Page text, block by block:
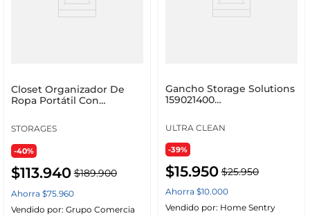
Closet Organizador De
Ropa Portátil Con
STORAGES
-40%
$113.940 $189.900
Ahorra $75.960
Vendido por: Grupo Comercia
Gancho Storage Solutions
159021400
Surtido Pl
ULTRA CLEAN
-39%
$15.950 $25.950
Ahorra $10.000
Vendido por: Home Sentry